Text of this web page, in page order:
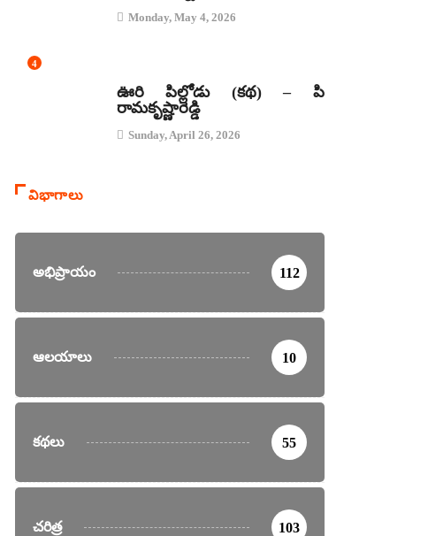
Monday, May 4, 2026
4
ఊరి పిల్లోడు (కథ) – పి
రామకృష్ణారెడ్డి
Sunday, April 26, 2026
విభాగాలు
అభిప్రాయం 112
ఆలయాలు 10
కథలు 55
చరిత్ర 103